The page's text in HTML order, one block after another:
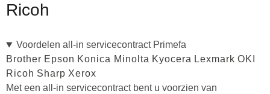
Ricoh
Voordelen all-in servicecontract Primefa
Brother Epson Konica Minolta Kyocera Lexmark OKI
Ricoh Sharp Xerox
Met een all-in servicecontract bent u voorzien van